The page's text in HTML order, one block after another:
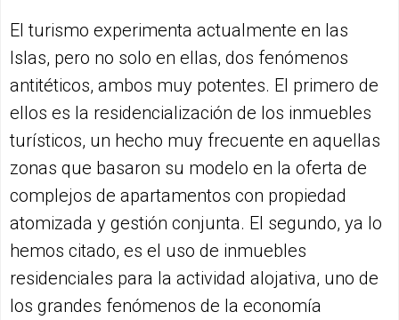
El turismo experimenta actualmente en las
Islas, pero no solo en ellas, dos fenómenos
antitéticos, ambos muy potentes. El primero de
ellos es la residencialización de los inmuebles
turísticos, un hecho muy frecuente en aquellas
zonas que basaron su modelo en la oferta de
complejos de apartamentos con propiedad
atomizada y gestión conjunta. El segundo, ya lo
hemos citado, es el uso de inmuebles
residenciales para la actividad alojativa, uno de
los grandes fenómenos de la economía